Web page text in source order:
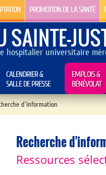
PROMOTION DE LA SANTÉ
SAINTE-
hospitalier universitaire
CALENDRIER &
SALLE DE PRESSE
EMPLOIS &
BÉNÉVOLAT
d'information
Recherche
Ressources